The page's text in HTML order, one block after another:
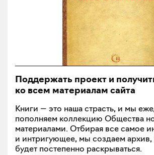
Поддержать проект и
ко всем материалам сайта
Книги — это наша страсть, и мы
пополняем коллекцию Общества
материалами. Отбирая все самое
и интригующее, мы создаем
будет постепенно раскрываться.